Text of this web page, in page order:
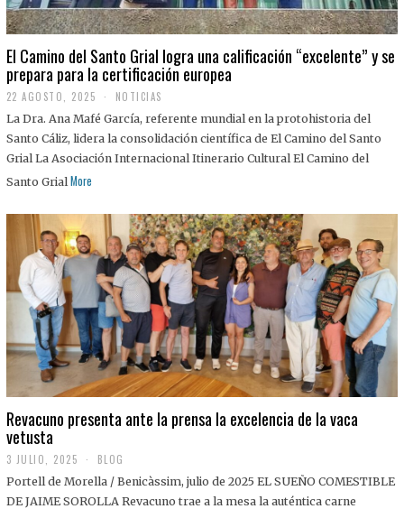
El Camino del Santo Grial logra una calificación “excelente” y se
prepara para la certificación europea
22 AGOSTO, 2025
2
A
G
O
S
2
5
NOTICIAS
La Dra. Ana Mafé García, referente mundial en la protohistoria del
Santo Cáliz, lidera la consolidación científica de El Camino del Santo
Grial La Asociación Internacional Itinerario Cultural El Camino del
Santo Grial More
Revacuno presenta ante la prensa la excelencia de la vaca
vetusta
3 JULIO, 2025
J
U
BLOG
Portell de Morella / Benicàssim, julio de 2025 EL SUEÑO COMESTIBLE
DE JAIME SOROLLA Revacuno trae a la mesa la auténtica carne